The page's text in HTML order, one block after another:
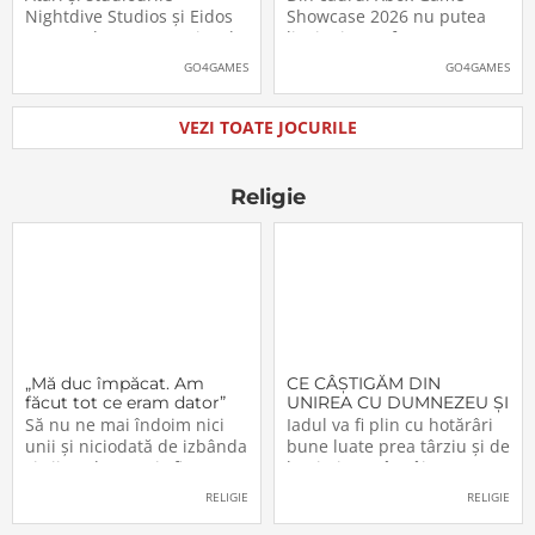
pe platformele moderne
Nightdive Studios și Eidos
Montreal au anunțat jocul
Thief: The Dark Project
PlayStation 5, PlayStation 4,
Xbox Series X|S, Nintendo
Switch 2, Nintendo Switch
GO4GAMES
putea juca
Showcase 2026 nu putea
lipsi Minecraft Dungeons II,
care, pe lângă un nou
oficială de lansare. Astfel,
pasionații se vor putea
aventura în Minecraft
Video: Minecraft
GO4GAMES
VEZI TOATE JOCURILE
Religie
„Mă duc împăcat. Am
făcut tot ce eram dator”
Să nu ne mai îndoim nici
unii şi niciodată de izbânda
şi viitorul acestei sfinte
RELIGIE
CE CÂŞTIGĂM DIN
UNIREA CU DUMNEZEU ŞI
CU FRAŢII (VI)
Iadul va fi plin cu hotărâri
bune luate prea târziu şi de
lacrimi nemângâiate
vărsate prea târziu. Lumea
RELIGIE